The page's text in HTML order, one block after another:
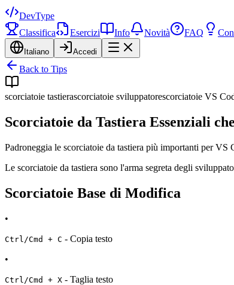
DevType
Classifica
Esercizi Info Novità FAQ
Italiano Accedi
Back to Tips
scorciatoie tastierascorciatoie sviluppatorescorciatoie VS
Scorciatoie da Tastiera Essenziali
Padroneggia le scorciatoie da tastiera più importanti per VS
Le scorciatoie da tastiera sono l'arma segreta degli
Scorciatoie Base di Modifica
•
Ctrl/Cmd + C - Copia testo
•
Ctrl/Cmd + X - Taglia testo